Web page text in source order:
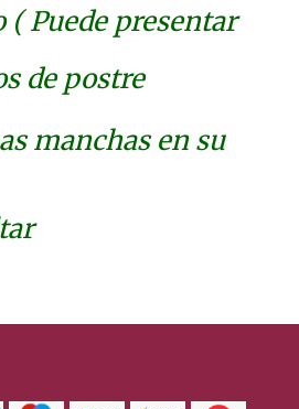
( Puede presentar
de postre
manchas en su